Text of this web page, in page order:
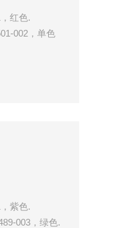
红色.
002，单色
紫色.
003，绿色.